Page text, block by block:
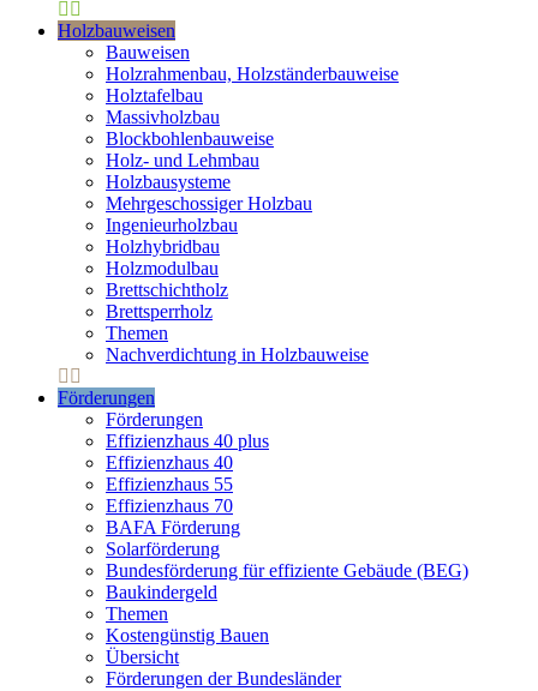
Holzbauweisen
Bauweisen
Holzrahmenbau, Holzständerbauweise
Holztafelbau
Massivholzbau
Blockbohlenbauweise
Holz- und Lehmbau
Holzbausysteme
Mehrgeschossiger Holzbau
Ingenieurholzbau
Holzhybridbau
Holzmodulbau
Brettschichtholz
Brettsperrholz
Themen
Nachverdichtung in Holzbauweise
Förderungen
Förderungen
Effizienzhaus 40 plus
Effizienzhaus 40
Effizienzhaus 55
Effizienzhaus 70
BAFA Förderung
Solarförderung
Bundesförderung für effiziente Gebäude (BEG)
Baukindergeld
Themen
Kostengünstig Bauen
Übersicht
Förderungen der Bundesländer